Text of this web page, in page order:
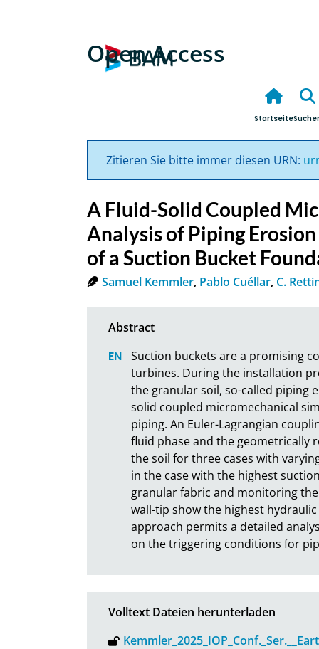
Open Access
Startseite
Zitieren Sie bitte immer diesen URN:
A Fluid-Solid Coupled
Analysis of Piping
of a Suction Bucket
Samuel Kemmler, Pablo Cuéllar, C.
Suction buckets are a promising
turbines. During the installation
the granular soil, so-called piping
solid coupled micromechanical
piping. An Euler-Lagrangian
fluid phase and the geometrically
the soil for three cases with
in the case with the highest
granular fabric and monitoring
wall-tip show the highest
approach permits a detailed
on the triggering conditions for
Volltext Dateien herunterladen